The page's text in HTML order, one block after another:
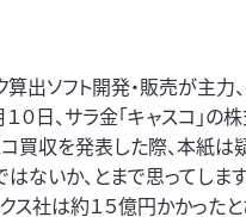
出ソフト開発・販売が主力
１０日、サラ金「キャスコ」
買収を発表した際、本紙は
いか、とまで思ってします
ス社は約１５億円かかった